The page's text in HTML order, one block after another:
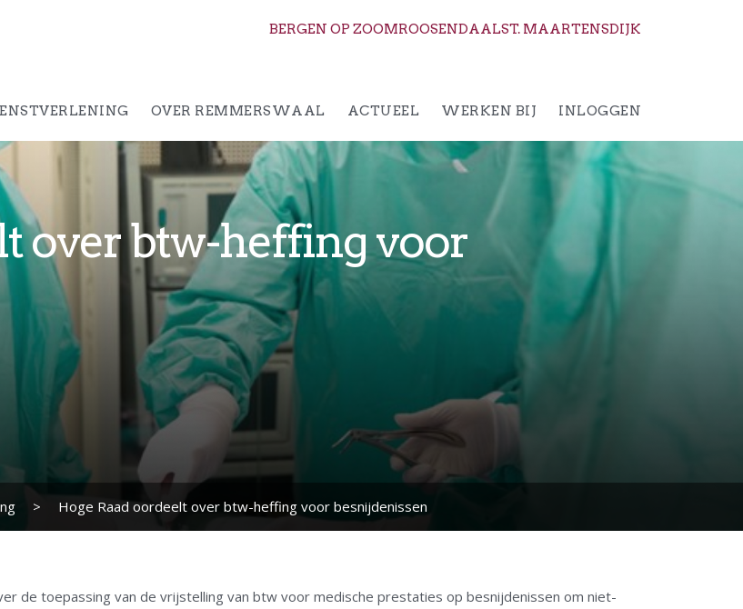
BERGEN OP ZOOMROOSENDAALST. MAARTENSDIJK
OVER REMMERSWAAL ACTUEEL WERKEN BIJ INLOGGEN
over btw-heffing voor
> Hoge Raad oordeelt over btw-heffing voor besnijdenissen
de toepassing van de vrijstelling van btw voor medische prestaties op besnijdenissen om niet-